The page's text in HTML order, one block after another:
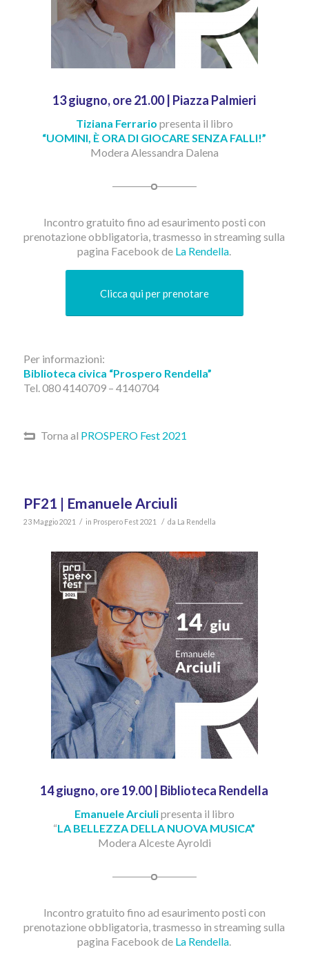
13 giugno, ore 21.00 | Piazza Palmieri
Tiziana Ferrario presenta il libro
“UOMINI, È ORA DI GIOCARE SENZA FALLI!”
Modera Alessandra Dalena
Incontro gratuito fino ad esaurimento posti con
prenotazione obbligatoria, trasmesso in streaming sulla
pagina Facebook de La Rendella.
Clicca qui per prenotare
Per informazioni:
Biblioteca civica “Prospero Rendella”
Tel. 080 4140709 – 4140704
Torna al PROSPERO Fest 2021
PF21 | Emanuele Arciuli
23 Maggio 2021 / in Prospero Fest 2021 / da La Rendella
14 giugno, ore 19.00 | Biblioteca Rendella
Emanuele Arciulipresenta il libro
“LA BELLEZZA DELLA NUOVA MUSICA”
Modera Alceste Ayroldi
Incontro gratuito fino ad esaurimento posti con
prenotazione obbligatoria, trasmesso in streaming sulla
pagina Facebook de La Rendella.